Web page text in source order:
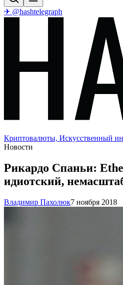
✈ @hashtelegraph
Криптовалюты, Искусственный
Новости
Рикардо Спаньи:
идиотский,
Владимир Пахолюк7 ноября 2018